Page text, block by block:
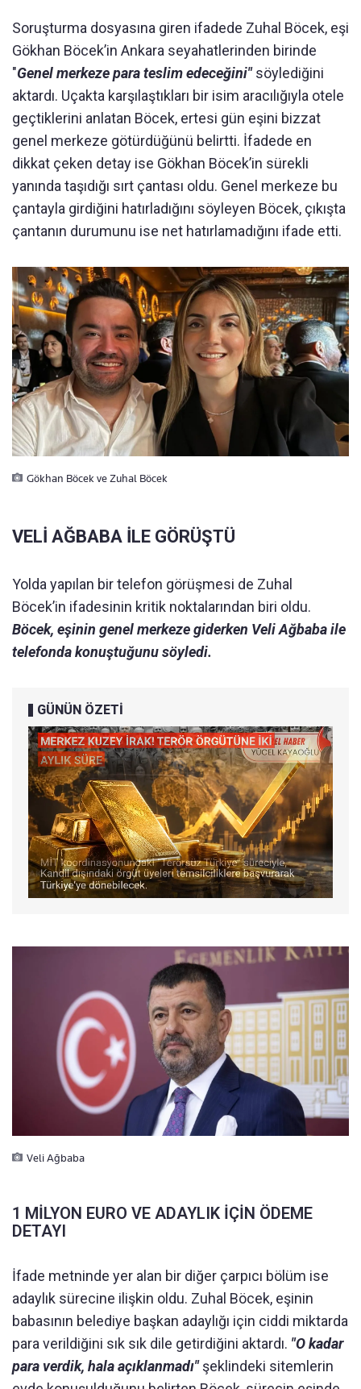
Soruşturma dosyasına giren ifadede Zuhal Böcek, eşi
Gökhan Böcek’in Ankara seyahatlerinden birinde
"Genel merkeze para teslim edeceğini"söylediğini
aktardı. Uçakta karşılaştıkları bir isim aracılığıyla otele
geçtiklerini anlatan Böcek, ertesi gün eşini bizzat
genel merkeze götürdüğünü belirtti. İfadede en
dikkat çeken detay ise Gökhan Böcek’in sürekli
yanında taşıdığı sırt çantası oldu. Genel merkeze bu
çantayla girdiğini hatırladığını söyleyen Böcek, çıkışta
çantanın durumunu ise net hatırlamadığını ifade etti.
Gökhan Böcek ve Zuhal Böcek
VELİ AĞBABA İLE GÖRÜŞTÜ
Yolda yapılan bir telefon görüşmesi de Zuhal
Böcek’in ifadesinin kritik noktalarından biri oldu.
Böcek, eşinin genel merkeze giderken Veli Ağbaba ile
telefonda konuştuğunu söyledi.
GÜNÜN ÖZETİ
Veli Ağbaba
1 MİLYON EURO VE ADAYLIK İÇİN ÖDEME
DETAYI
İfade metninde yer alan bir diğer çarpıcı bölüm ise
adaylık sürecine ilişkin oldu. Zuhal Böcek, eşinin
babasının belediye başkan adaylığı için ciddi miktarda
para verildiğini sık sık dile getirdiğini aktardı. "O kadar
para verdik, hala açıklanmadı"şeklindeki sitemlerin